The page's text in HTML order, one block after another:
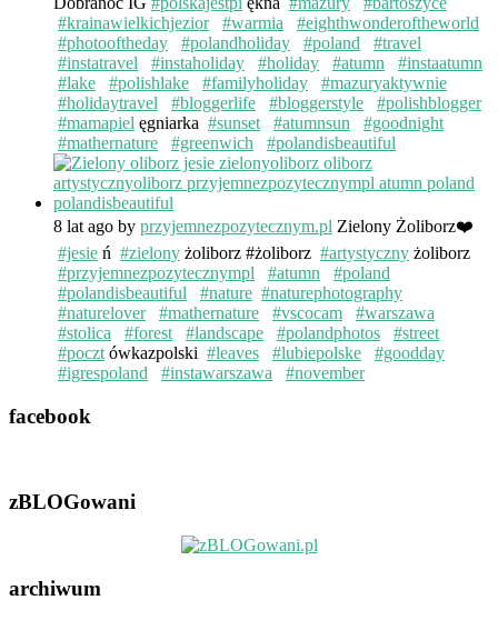
#krainawielkichjezior
#warmia
#eighthwonderoftheworld
#photooftheday
#polandholiday #poland
#travel
#instatravel
#instaholiday #holiday #atumn
#instaatumn
#lake
#polishlake #familyholiday
#mazuryaktywnie
#holidaytravel
#bloggerlife #bloggerstyle
#polishblogger
#mamapiel ęgniarka #sunset #atumnsun
#goodnight
#mathernature
#greenwich #polandisbeautiful
8 lat ago by przyjemnezpozytecznym.pl Zielony Żoliborz❤️
#jesie ń #zielony żoliborz #żoliborz #artystyczny żoliborz
#przyjemnezpozytecznympl
#atumn
#poland
#polandisbeautiful
#nature #naturephotography
#naturelover
#mathernature #vscocam
#warszawa
#stolica
#forest #landscape #polandphotos
#street
#poczt ówkazpolski #leaves #lubiepolske
#goodday
#igrespoland
#instawarszawa #november
facebook
zBLOGowani
archiwum